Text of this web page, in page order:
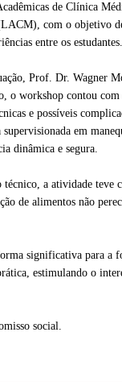
de Clínica
com o objetivo
entre os estudantes.
Prof. Dr. Wagner
o workshop contou
e possíveis
em
dinâmica e segura.
a atividade teve
de alimentos não
significativa para a
estimulando o
social.